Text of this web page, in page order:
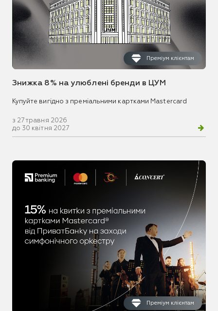
Преміум клієнтам
Знижка 8% на улюблені бренди в ЦУМ
Купуйте вигідно з преміальними картками Mastercard
з 27 травня 2026
до 30 квітня 2027
Преміум клієнтам